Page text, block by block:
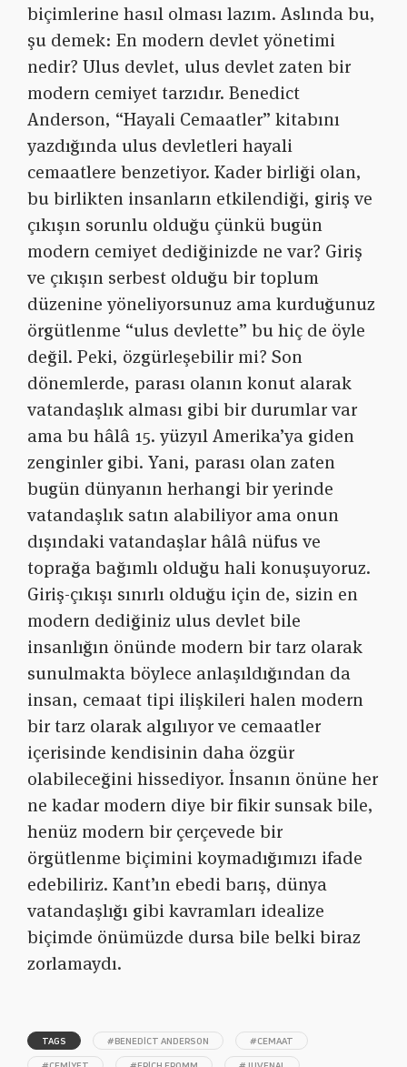
biçimlerine hasıl olması lazım. Aslında bu,
şu demek: En modern devlet yönetimi
nedir? Ulus devlet, ulus devlet zaten bir
modern cemiyet tarzıdır. Benedict
Anderson, “Hayali Cemaatler” kitabını
yazdığında ulus devletleri hayali
cemaatlere benzetiyor. Kader birliği olan,
bu birlikten insanların etkilendiği, giriş ve
çıkışın sorunlu olduğu çünkü bugün
modern cemiyet dediğinizde ne var? Giriş
ve çıkışın serbest olduğu bir toplum
düzenine yöneliyorsunuz ama kurduğunuz
örgütlenme “ulus devlette” bu hiç de öyle
değil. Peki, özgürleşebilir mi? Son
dönemlerde, parası olanın konut alarak
vatandaşlık alması gibi bir durumlar var
ama bu hâlâ 15. yüzyıl Amerika’ya giden
zenginler gibi. Yani, parası olan zaten
bugün dünyanın herhangi bir yerinde
vatandaşlık satın alabiliyor ama onun
dışındaki vatandaşlar hâlâ nüfus ve
toprağa bağımlı olduğu hali konuşuyoruz.
Giriş-çıkışı sınırlı olduğu için de, sizin en
modern dediğiniz ulus devlet bile
insanlığın önünde modern bir tarz olarak
sunulmakta böylece anlaşıldığından da
insan, cemaat tipi ilişkileri halen modern
bir tarz olarak algılıyor ve cemaatler
içerisinde kendisinin daha özgür
olabileceğini hissediyor. İnsanın önüne her
ne kadar modern diye bir fikir sunsak bile,
henüz modern bir çerçevede bir
örgütlenme biçimini koymadığımızı ifade
edebiliriz. Kant’ın ebedi barış, dünya
vatandaşlığı gibi kavramları idealize
biçimde önümüzde dursa bile belki biraz
zorlamaydı.
TAGS #BENEDICT ANDERSON
#CEMAAT